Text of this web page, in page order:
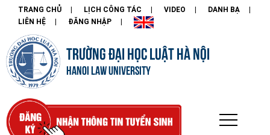
TRANG CHỦ LỊCH CÔNG TÁC VIDEO
DANH BẠ
LIÊN HỆ
ĐĂNG NHẬP
TRƯỜNG ĐẠI HỌC LUẬT HÀ NỘI
HANOI LAW UNIVERSITY